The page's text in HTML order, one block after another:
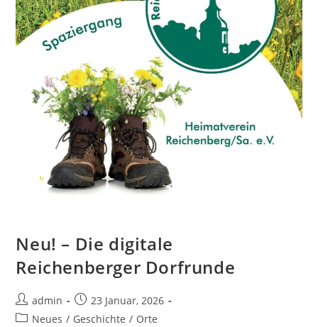
Neu! – Die digitale
Reichenberger Dorfrunde
Beitrags-
Autor:
admin
Beitrag
veröffentlicht:
23 Januar, 2026
Beitrags-
Neues / Geschichte / Orte